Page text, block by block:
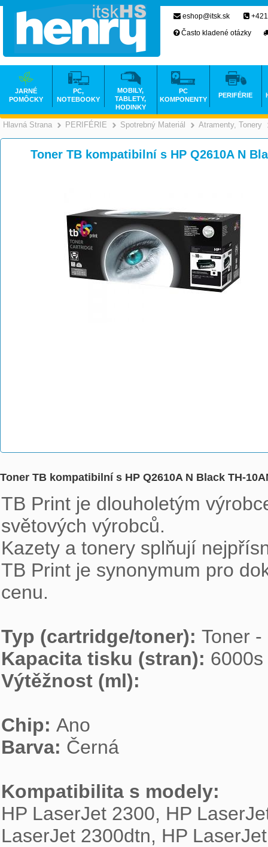
Hlavná Strana >
PERIFÉRIE >
Spotrebný Materiál >
Atramenty, Tonery
Toner TB kompatibilní s HP Q2610A N
Toner TB kompatibilní s HP Q2610A N Black TH-
TB Print je dlouholetým
světových výrobců.
Kazety a tonery splňují
TB Print je synonymum pro
cenu.
Typ (cartridge/toner):
Kapacita tisku (stran):
Výtěžnost (ml):
Chip:
Barva: Černá
Kompatibilita s modely:
HP LaserJet 2300, HP
LaserJet 2300dtn, HP
eshop@itsk.sk
Často kladené otázky
JARNÉ
POMÔCKY
PC,
NOTEBOOKY
MOBILY,
TABLETY,
HODINKY
PC
KOMPONENTY
PERIFÉRIE